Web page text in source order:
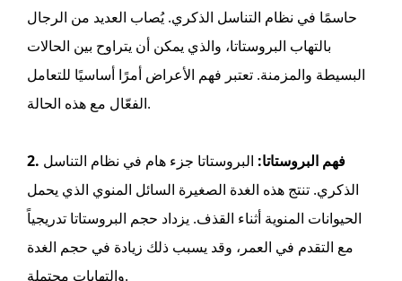
حاسمًا في نظام التناسل الذكري. يُصاب العديد من الرجال
بالتهاب البروستاتا، والذي يمكن أن يتراوح بين الحالات
البسيطة والمزمنة. تعتبر فهم الأعراض أمرًا أساسيًا للتعامل
الفعّال مع هذه الحالة.
2. فهم البروستاتا: البروستاتا جزء هام في نظام التناسل
الذكري. تنتج هذه الغدة الصغيرة السائل المنوي الذي يحمل
الحيوانات المنوية أثناء القذف. يزداد حجم البروستاتا تدريجياً
مع التقدم في العمر، وقد يسبب ذلك زيادة في حجم الغدة
والتهابات محتملة.